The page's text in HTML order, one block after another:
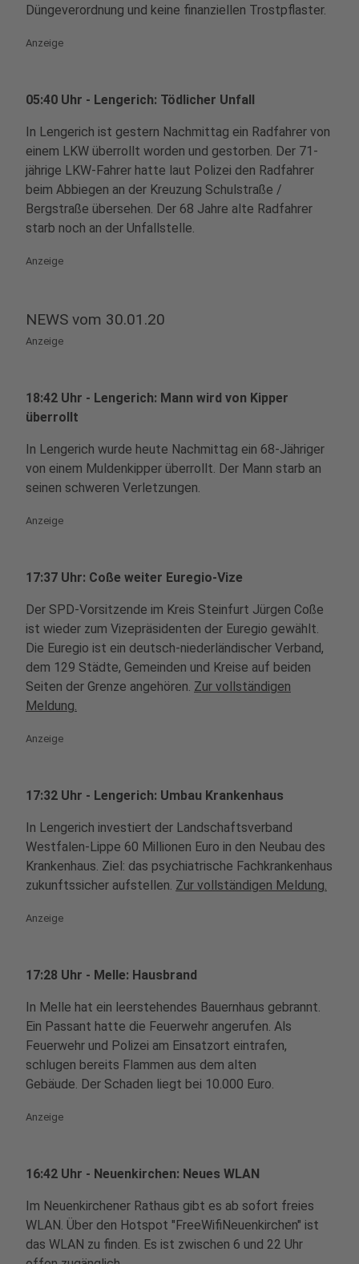
Düngeverordnung und keine finanziellen Trostpflaster.
Anzeige
05:40 Uhr - Lengerich: Tödlicher Unfall
In Lengerich ist gestern Nachmittag ein Radfahrer von
einem LKW überrollt worden und gestorben. Der 71-
jährige LKW-Fahrer hatte laut Polizei den Radfahrer
beim Abbiegen an der Kreuzung Schulstraße /
Bergstraße übersehen. Der 68 Jahre alte Radfahrer
starb noch an der Unfallstelle.
Anzeige
NEWS vom 30.01.20
Anzeige
18:42 Uhr - Lengerich: Mann wird von Kipper
überrollt
In Lengerich wurde heute Nachmittag ein 68-Jähriger
von einem Muldenkipper überrollt. Der Mann starb an
seinen schweren Verletzungen.
Anzeige
17:37 Uhr: Coße weiter Euregio-Vize
Der SPD-Vorsitzende im Kreis Steinfurt Jürgen Coße
ist wieder zum Vizepräsidenten der Euregio gewählt.
Die Euregio ist ein deutsch-niederländischer Verband,
dem 129 Städte, Gemeinden und Kreise auf beiden
Seiten der Grenze angehören. Zur vollständigen
Meldung.
Anzeige
17:32 Uhr - Lengerich: Umbau Krankenhaus
In Lengerich investiert der Landschaftsverband
Westfalen-Lippe 60 Millionen Euro in den Neubau des
Krankenhaus. Ziel: das psychiatrische Fachkrankenhaus
zukunftssicher aufstellen. Zur vollständigen Meldung.
Anzeige
17:28 Uhr - Melle: Hausbrand
In Melle hat ein leerstehendes Bauernhaus gebrannt.
Ein Passant hatte die Feuerwehr angerufen. Als
Feuerwehr und Polizei am Einsatzort eintrafen,
schlugen bereits Flammen aus dem alten
Gebäude. Der Schaden liegt bei 10.000 Euro.
Anzeige
16:42 Uhr - Neuenkirchen: Neues WLAN
Im Neuenkirchener Rathaus gibt es ab sofort freies
WLAN. Über den Hotspot "FreeWifiNeuenkirchen" ist
das WLAN zu finden. Es ist zwischen 6 und 22 Uhr